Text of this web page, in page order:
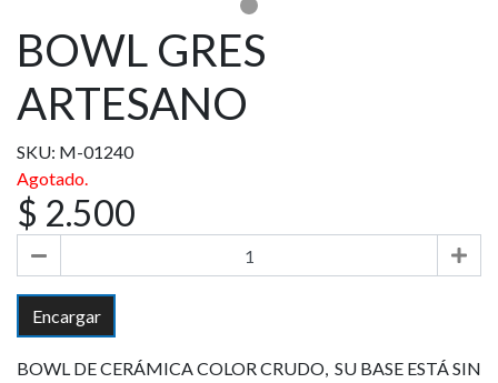
BOWL GRES
ARTESANO
SKU: M-01240
Agotado.
$ 2.500
Encargar
BOWL DE CERÁMICA COLOR CRUDO, SU BASE ESTÁ SIN